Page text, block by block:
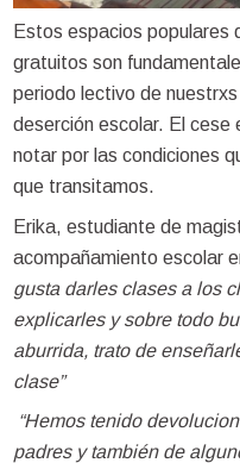
Estos espacios populares
gratuitos son
periodo lectivo de
deserción escolar. El cese
notar por las condiciones
que transitamos.
Erika, estudiante de
acompañamiento escolar
gusta darles clases a los
explicarles y sobre todo
aburrida, trato de
clase”
“Hemos tenido
padres y también de